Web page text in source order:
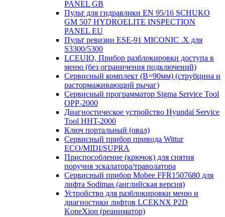
PANEL GB
Пульт для гидравлики EN 95/16 SCHUKO
GM 507 HYDROELITE INSPECTION
PANEL EU
Пульт ревизии ESE-91 MICONIC .X для
S3300/5300
LCEUIO, Прибор разблокировки доступа в
меню (без ограничения подключений)
Сервисный комплект (В=90мм) (струбцина и
растормаживающий рычаг)
Сервисный программатор Sigma Service Tool
OPP-2000
Диагностическое устройство Hyundai Service
Tool HHT-2000
Ключ портальный (овал)
Сервисный прибор привода Wittur
ECO/MIDI/SUPRA
Приспособление (крючок) для снятия
поручня эскалатора/траволатора
Сервисный прибор Mobee FFR1507680 для
лифта Sodimas (английская версия)
Устройство для разблокировки меню и
диагностики лифтов LCEKNX P2D
KoneXion (реаниматор)